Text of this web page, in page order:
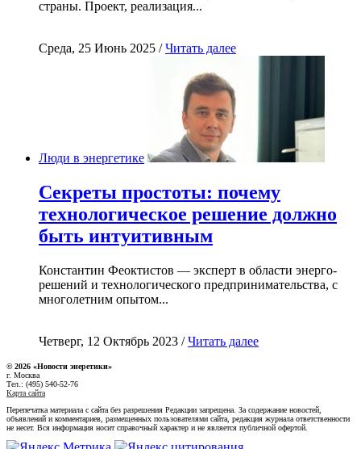
страны. Проект, реализация...
Среда, 25 Июнь 2025 /Читать далее
Люди в энергетике
Секреты простоты: почему
технологическое решение должно
быть интуитивным
Константин Феоктистов — эксперт в области энерго-
решений и технологического предпринимательства, с
многолетним опытом...
Четверг, 12 Октябрь 2023 /Читать далее
© 2026 «Новости энеретики»
г. Москва
Тел.: (495) 540-52-76
Карта сайта
Перепечатка материала с сайта без разрешения Редакции запрещена. За содержание новостей,
объявлений и комментариев, размещенных пользователями сайта, редакция журнала ответственности
не несет. Вся информация носит справочный характер и не является публичной офертой.